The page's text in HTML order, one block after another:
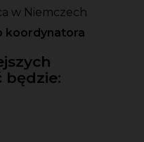
w Niemczech
koordynatora
będzie: